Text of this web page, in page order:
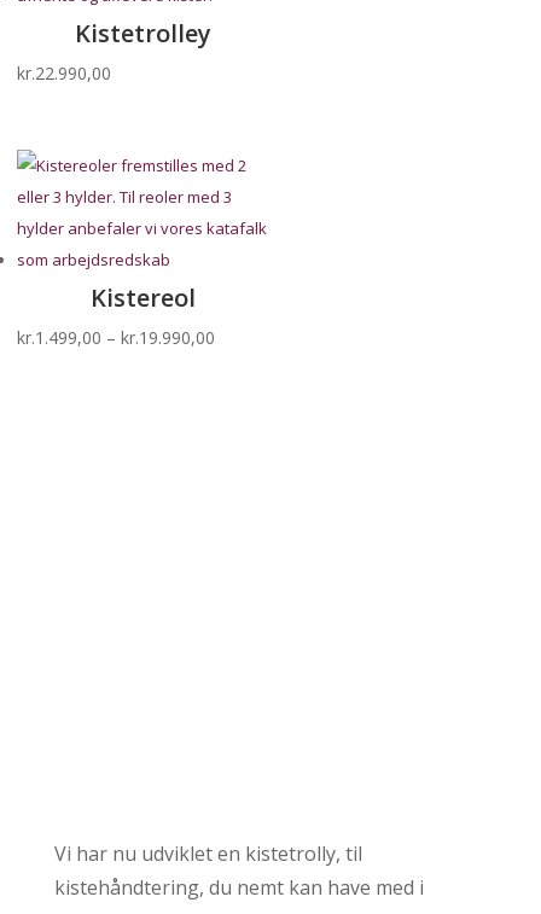
Kistetrolley
kr.22.990,00
Kistereol
kr.1.499,00 – kr.19.990,00
Vi har nu udviklet en kistetrolly, til
kistehåndtering, du nemt kan have med i